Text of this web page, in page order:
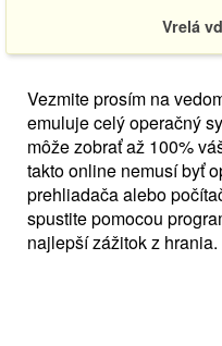
Vrelá
Vezmite prosím na
emuluje celý operačný
môže zobrať až 100%
takto online nemusí byť
prehliadača alebo
spustite pomocou
najlepší zážitok z hrania.